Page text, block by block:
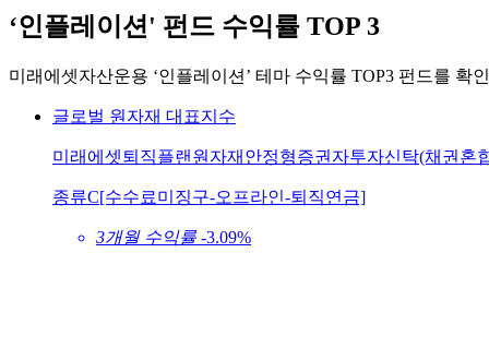
‘인플레이션' 펀드 수익률 TOP 3
미래에셋자산운용 ‘인플레이션’ 테마 수익률 TOP3 펀드를 확
글로벌 원자재 대표지수
미래에셋퇴직플랜원자재안정형증권자투자신탁(채권혼
종류C[수수료미징구-오프라인-퇴직연금]
3개월 수익률 -3.09%